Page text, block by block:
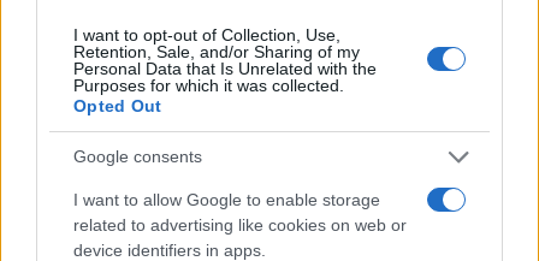
I want to opt-out of Collection, Use,
Retention, Sale, and/or Sharing of my
Personal Data that Is Unrelated with the
Purposes for which it was collected.
Opted Out
Google consents
I want to allow Google to enable storage
related to advertising like cookies on web or
device identifiers in apps.